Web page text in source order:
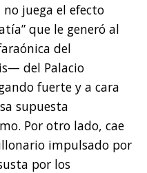
no juega el efecto
que le generó al
del
del Palacio
fuerte y a cara
supuesta
Por otro lado, cae
impulsado por
por los